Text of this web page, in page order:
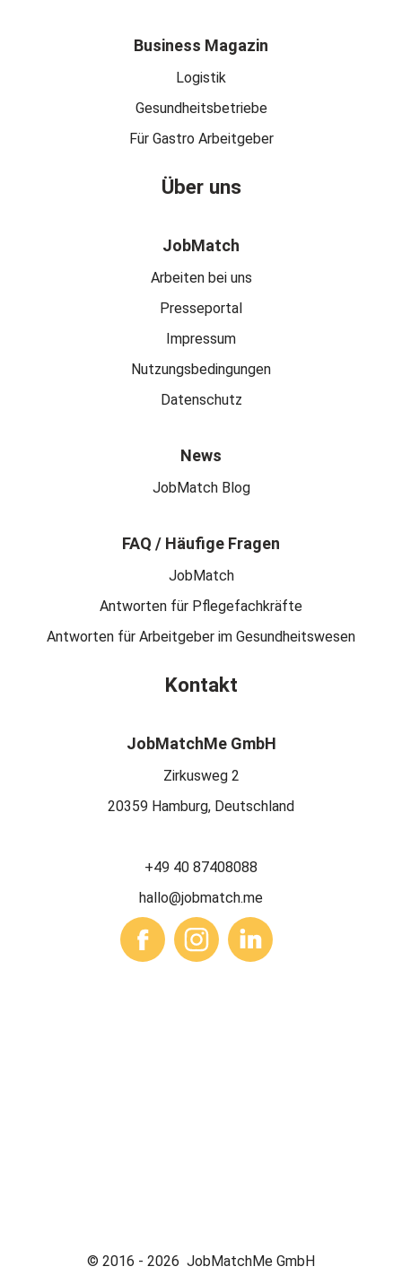
Business Magazin
Logistik
Gesundheitsbetriebe
Für Gastro Arbeitgeber
Über uns
JobMatch
Arbeiten bei uns
Presseportal
Impressum
Nutzungsbedingungen
Datenschutz
News
JobMatch Blog
FAQ / Häufige Fragen
JobMatch
Antworten für Pflegefachkräfte
Antworten für Arbeitgeber im Gesundheitswesen
Kontakt
JobMatchMe GmbH
Zirkusweg 2
20359 Hamburg, Deutschland
+49 40 87408088
hallo@jobmatch.me
© 2016 - 2026 JobMatchMe GmbH